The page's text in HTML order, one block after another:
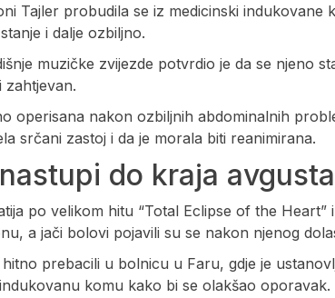
Tajler probudila se iz medicinski
i dalje ozbiljno.
muzičke zvijezde potvrdio je da se njeno
operisana nakon ozbiljnih abdominalnih
srčani zastoj i da je morala biti reanimirana.
do kraja avgusta
po velikom hitu “Total Eclipse of the
a jači bolovi pojavili su se nakon njenog
prebacili u bolnicu u Faru, gdje je
komu kako bi se olakšao oporavak.